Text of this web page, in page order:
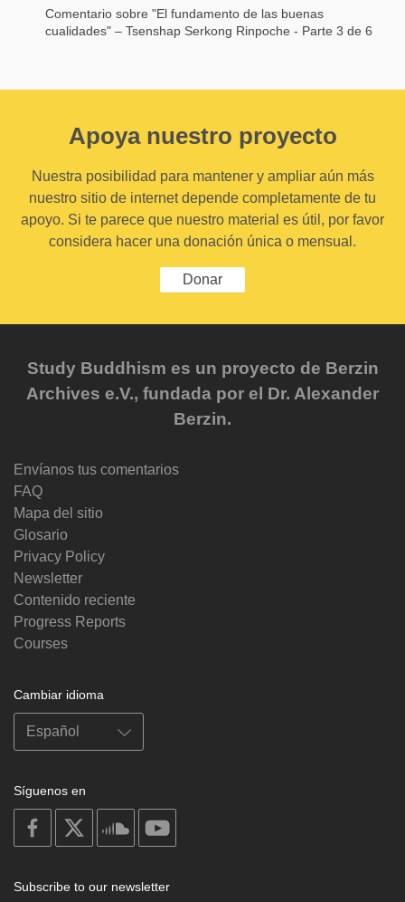
Comentario sobre "El fundamento de las buenas
cualidades" – Tsenshap Serkong Rinpoche - Parte 3 de 6
Apoya nuestro proyecto
Nuestra posibilidad para mantener y ampliar aún más
nuestro sitio de internet depende completamente de tu
apoyo. Si te parece que nuestro material es útil, por favor
considera hacer una donación única o mensual.
Donar
Study Buddhism es un proyecto de Berzin
Archives e.V., fundada por el Dr. Alexander
Berzin.
Envíanos tus comentarios
FAQ
Mapa del sitio
Glosario
Privacy Policy
Newsletter
Contenido reciente
Progress Reports
Courses
Cambiar idioma
Síguenos en
on
facebook
soundcloud
Subscribe to our newsletter